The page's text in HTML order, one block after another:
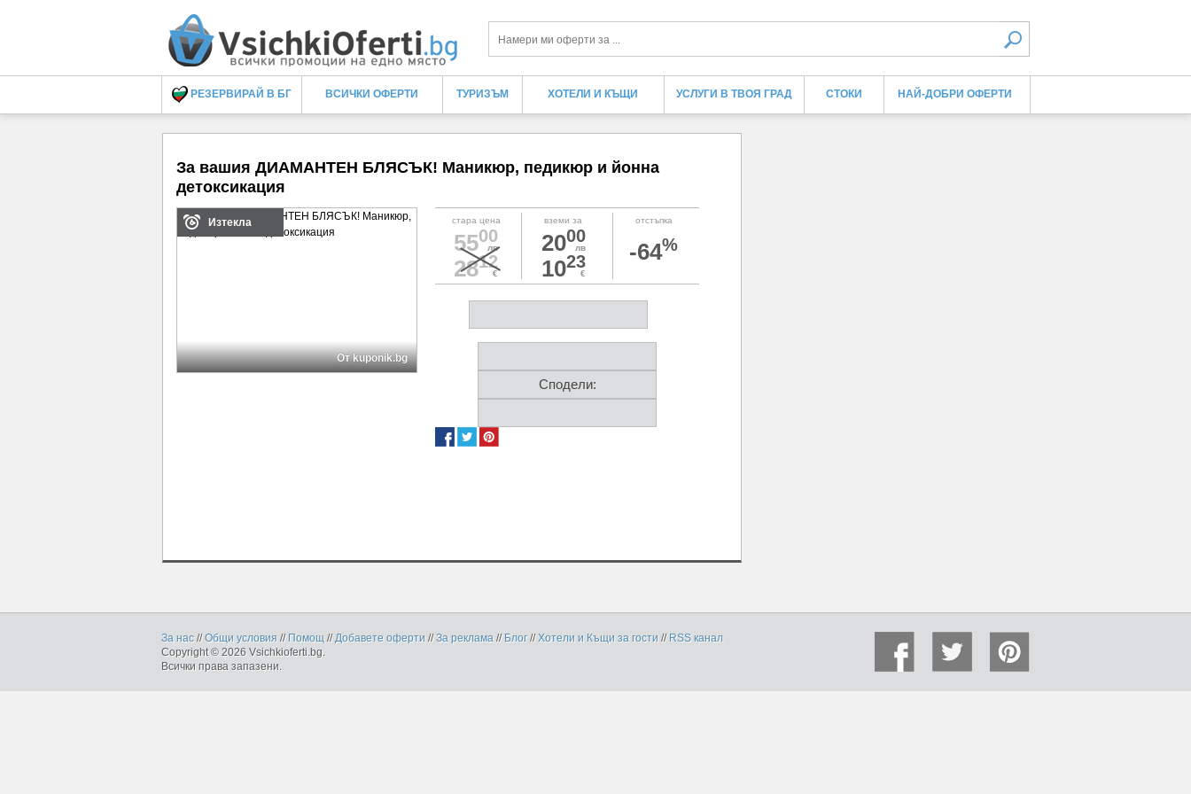
Търси
РЕЗЕРВИРАЙ В БГ ВСИЧКИ ОФЕРТИ ТУРИЗЪМ ХОТЕЛИ И КЪЩИ УСЛУГИ В ТВОЯ ГРАД СТОКИ НАЙ-ДОБРИ ОФЕРТИ
За вашия ДИАМАНТЕН БЛЯСЪК! Маникюр, педикюр и йонна
детоксикация
Изтекла
От kuponik.bg
стара цена
5500
лв
2812
€
вземи за
2000
лв
1023
€
отстъпка
-64%
Сподели:
За нас //Общи условия // Помощ //Добавете оферти //За реклама // Блог //Хотели и Къщи за гости // RSS канал
Copyright © 2026 Vsichkioferti.bg.
Всички права запазени.